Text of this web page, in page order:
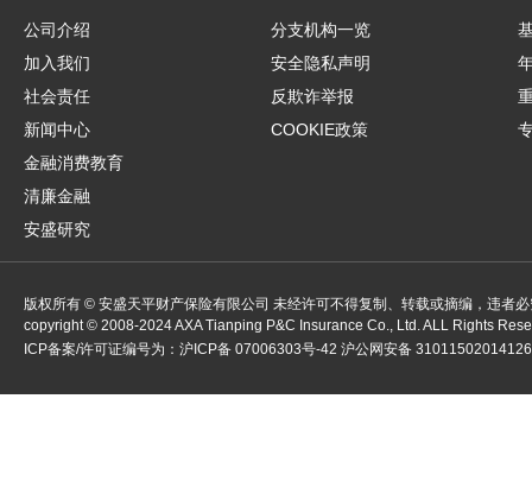
公司介绍
加入我们
社会责任
新闻中心
金融消费教育
清廉金融
安盛研究
分支机构一览
安全隐私声明
反欺诈举报
COOKIE政策
版权所有 © 安盛天平财产保险有限公司 未经许可不得复制、转载或摘编，违者
copyright © 2008-2024AXA Tianping P&C Insurance Co., Ltd. ALL Rights
ICP备案/许可证编号为： 沪ICP备 07006303号-42 沪公网安备